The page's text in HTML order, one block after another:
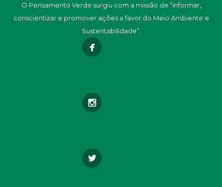
O Pensamento Verde surgiu com a missão de “informar,
conscientizar e promover ações a favor do Meio Ambiente e
Sustentabilidade”.